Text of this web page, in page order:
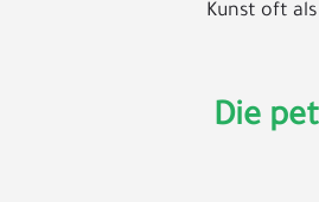
Kunst oft
Die